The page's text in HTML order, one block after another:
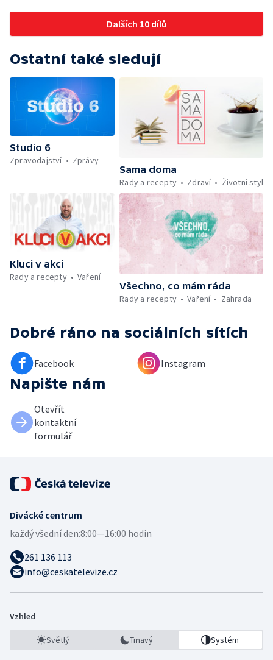
Minimum sacharidů: maso, vejce, mléčné
výrobky a luštěniny — Mezinárodní folklórní
kondici v létě bez posilovny — Anketa +
Aktuálně — Škola hrou — Počasí — Prototyp
chytré vložky do bot pro běžce — Divácká
soutěž — Kniha veselých říkanek Hrátky se
zvířátky — Práce záchranářů v létě — Jak se
udržet v kondici v létě bez posilovny —
Škola hrou — Upoutávka na další vysílání —
Počasí + Zprávy — Mezinárodní folklórní
maso, vejce, mléčné výrobky a luštěniny —
Kniha veselých říkanek Hrátky se zvířátky —
Umělecký festival Pohoda 2026 —
Vyhodnocení ankety + ČT tipy —
Vyhodnocení divácké soutěže — Práce
záchranářů v létě
Dalších 10 dílů
Ostatní také sledují
Studio 6
Zpravodajství
Zprávy
Sama doma
Rady a recepty
Zdraví Životní styl
Kluci v akci
Rady a recepty
Vaření
Všechno, co mám ráda
Rady a recepty
Vaření Zahrada
Dobré ráno na sociálních sítích
Facebook Instagram
Napište nám
Otevřít
kontaktní
formulář
Divácké centrum
každý všední den:8:00—16:00 hodin
261 136 113
info@ceskatelevize.cz
Vzhled
Světlý Tmavý Systém